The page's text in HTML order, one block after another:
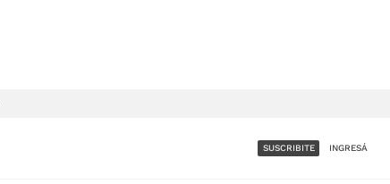
SUSCRIBITE INGRESÁ